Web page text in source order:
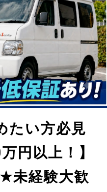
たい方必見
円以上！】
★未経験大歓